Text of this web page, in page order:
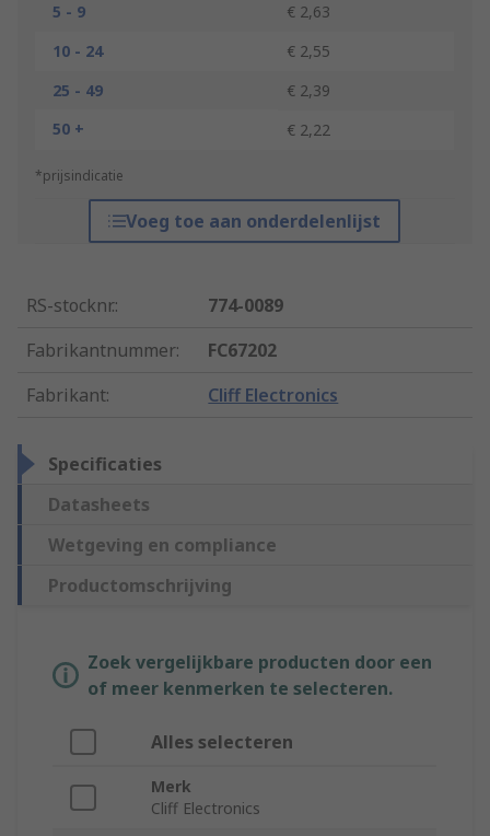
5 - 9
€ 2,63
10 - 24
€ 2,55
25 - 49
€ 2,39
50 +
€ 2,22
*prijsindicatie
Voeg toe aan onderdelenlijst
RS-stocknr.:
774-0089
Fabrikantnummer:
FC67202
Fabrikant: Cliff Electronics
Specificaties
Datasheets
Wetgeving en compliance
Productomschrijving
Zoek vergelijkbare producten door een
of meer kenmerken te selecteren.
Alles selecteren
Merk
Cliff Electronics